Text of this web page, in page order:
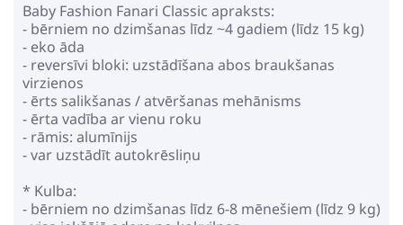
Baby Fashion Fanari Classic apraksts:
- bērniem no dzimšanas līdz ~4 gadiem (līdz 15 kg)
- eko āda
- reversīvi bloki: uzstādīšana abos braukšanas
virzienos
- ērts salikšanas / atvēršanas mehānisms
- ērta vadība ar vienu roku
- rāmis: alumīnijs
- var uzstādīt autokrēsliņu
* Kulba:
- bērniem no dzimšanas līdz 6-8 mēnešiem (līdz 9 kg)